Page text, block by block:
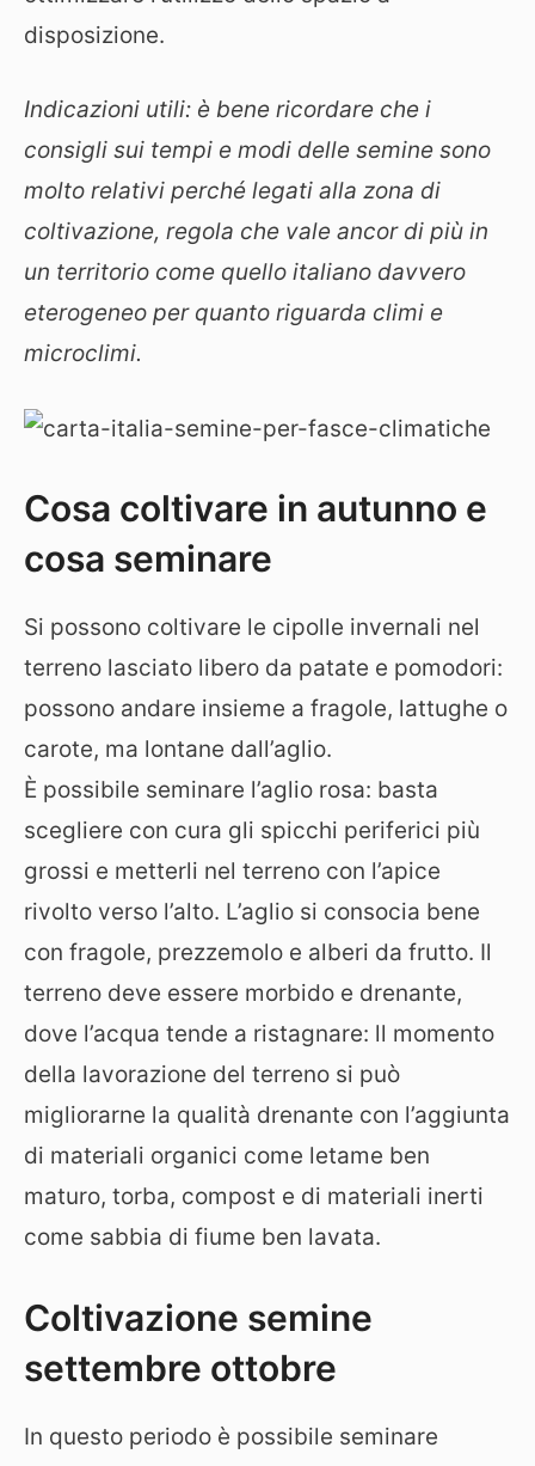
disposizione.
Indicazioni utili: è bene ricordare che i
consigli sui tempi e modi delle semine sono
molto relativi perché legati alla zona di
coltivazione, regola che vale ancor di più in
un territorio come quello italiano davvero
eterogeneo per quanto riguarda climi e
microclimi.
Cosa coltivare in autunno e
cosa seminare
Si possono coltivare le cipolle invernali nel
terreno lasciato libero da patate e pomodori:
possono andare insieme a fragole, lattughe o
carote, ma lontane dall’aglio.
È possibile seminare l’aglio rosa: basta
scegliere con cura gli spicchi periferici più
grossi e metterli nel terreno con l’apice
rivolto verso l’alto. L’aglio si consocia bene
con fragole, prezzemolo e alberi da frutto. Il
terreno deve essere morbido e drenante,
dove l’acqua tende a ristagnare: ll momento
della lavorazione del terreno si può
migliorarne la qualità drenante con l’aggiunta
di materiali organici come letame ben
maturo, torba, compost e di materiali inerti
come sabbia di fiume ben lavata.
Coltivazione semine
settembre ottobre
In questo periodo è possibile seminare